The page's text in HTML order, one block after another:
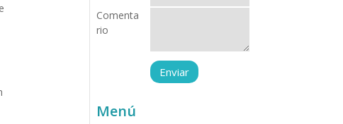
Comenta
rio
Menú